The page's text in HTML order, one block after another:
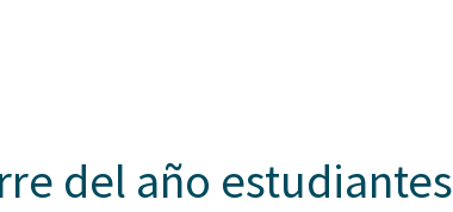
del año estudiantes